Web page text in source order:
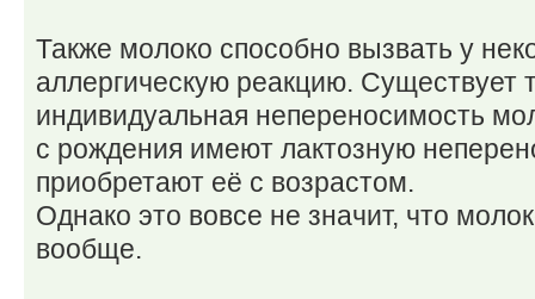
Также молоко способно вызвать у
аллергическую реакцию. Существует
индивидуальная непереносимость
с рождения имеют лактозную
приобретают её с возрастом.
Однако это вовсе не значит, что
вообще.